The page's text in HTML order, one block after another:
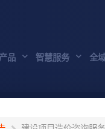
品 智慧服务 全